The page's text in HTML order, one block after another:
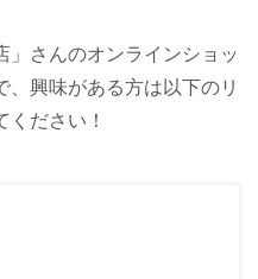
」さんのオンラインショッ
、興味がある方は以下のリ
ください！